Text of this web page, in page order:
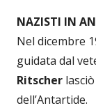
NAZISTI IN
Nel dicembre
guidata dal
Ritscher
dell’Antartide.